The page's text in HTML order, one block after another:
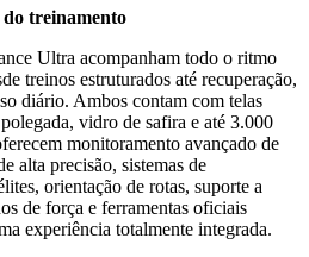
treinamento
Ultra acompanham todo o ritmo
treinos estruturados até recuperação,
diário. Ambos contam com telas
vidro de safira e até 3.000
monitoramento avançado de
alta precisão, sistemas de
orientação de rotas, suporte a
de força e ferramentas oficiais
experiência totalmente integrada.